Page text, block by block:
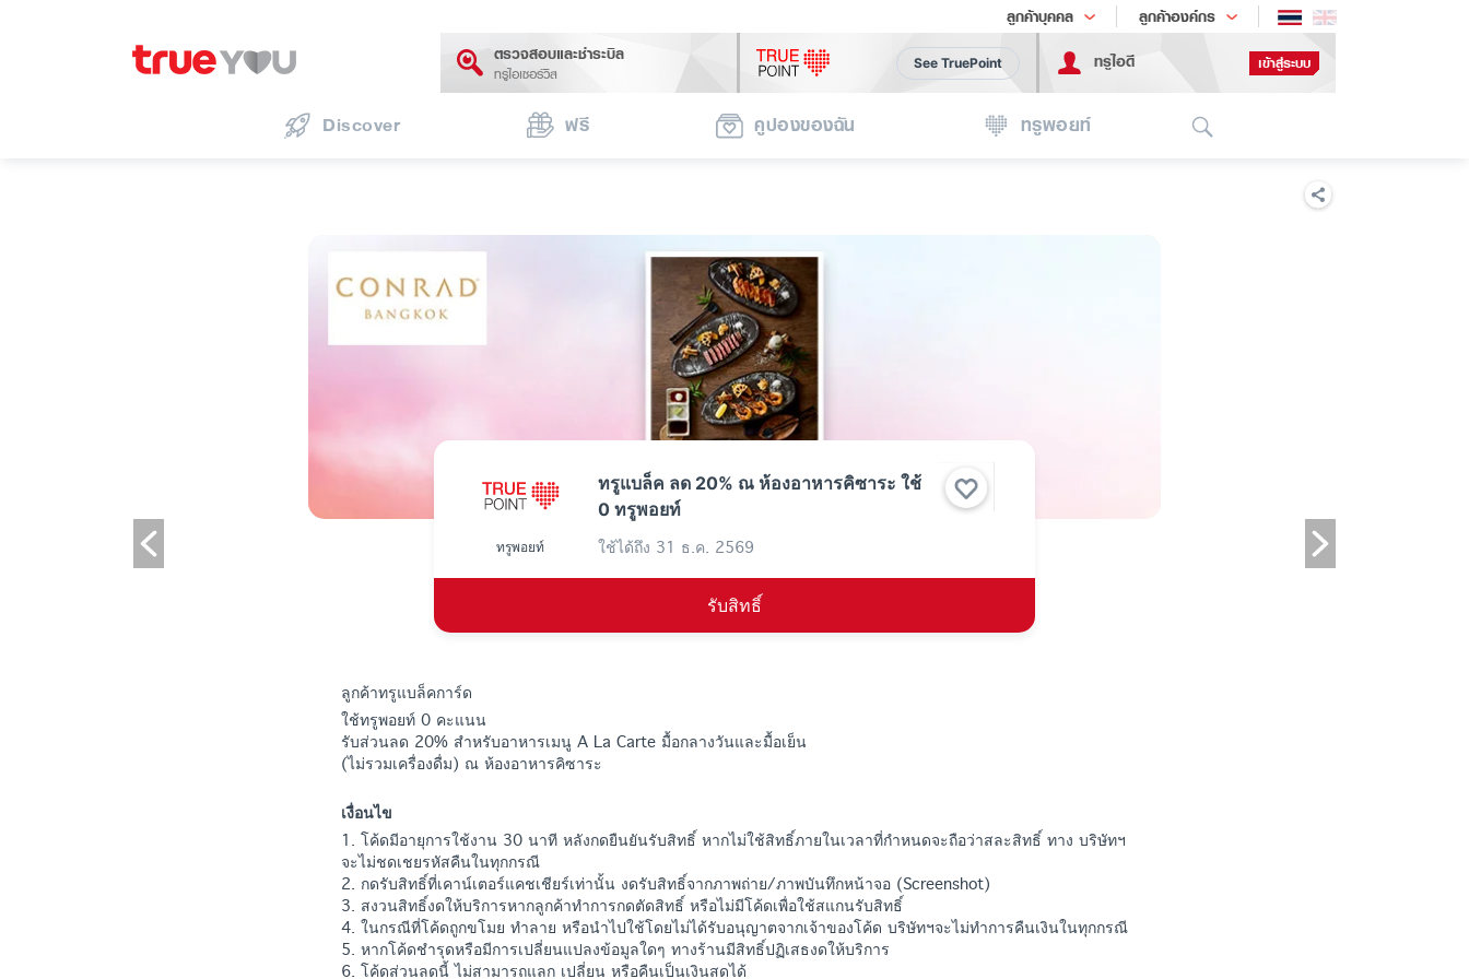
ลูกค้าบุคคล ลูกค้าองค์กร
เทรนด์เทคโนโลยี
ตรวจสอบและชำระบิล
ทรูไอเซอร์วิส
See TruePoint ทรูไอดี เข้าสู่ระบบ
Discover ฟรี คูปองของฉัน ทรูพอยท์
ทรูแบล็ค ลด 20% ณ ห้องอาหารคิซาระ ใช้
0 ทรูพอยท์
ทรูพอยท์ ใช้ได้ถึง 31 ธ.ค. 2569
รับสิทธิ์
ลูกค้าทรูแบล็คการ์ด
ใช้ทรูพอยท์ 0 คะแนน
รับส่วนลด 20% สำหรับอาหารเมนู A La Carte มื้อกลางวันและมื้อเย็น
(ไม่รวมเครื่องดื่ม) ณ ห้องอาหารคิซาระ
เงื่อนไข
1. โค้ดมีอายุการใช้งาน 30 นาที หลังกดยืนยันรับสิทธิ์ หากไม่ใช้สิทธิ์ภายในเวลาที่กำหนดจะถือว่าสละสิทธิ์ ทาง บริษัทฯ
จะไม่ชดเชยรหัสคืนในทุกกรณี
2. กดรับสิทธิ์ที่เคาน์เตอร์แคชเชียร์เท่านั้น งดรับสิทธิ์จากภาพถ่าย/ภาพบันทึกหน้าจอ (Screenshot)
3. สงวนสิทธิ์งดให้บริการหากลูกค้าทำการกดตัดสิทธิ์ หรือไม่มีโค้ดเพื่อใช้สแกนรับสิทธิ์
4. ในกรณีที่โค้ดถูกขโมย ทำลาย หรือนำไปใช้โดยไม่ได้รับอนุญาตจากเจ้าของโค้ด บริษัทฯจะไม่ทำการคืนเงินในทุกกรณี
5. หากโค้ดชำรุดหรือมีการเปลี่ยนแปลงข้อมูลใดๆ ทางร้านมีสิทธิ์ปฏิเสธงดให้บริการ
6. โค้ดส่วนลดนี้ ไม่สามารถแลก เปลี่ยน หรือคืนเป็นเงินสดได้